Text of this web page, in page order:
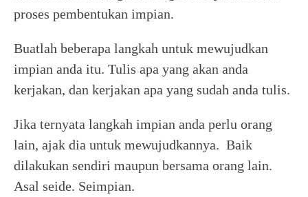
proses pembentukan impian.
Buatlah beberapa langkah untuk mewujudkan
impian anda itu. Tulis apa yang akan anda
kerjakan, dan kerjakan apa yang sudah anda tulis.
Jika ternyata langkah impian anda perlu orang
lain, ajak dia untuk mewujudkannya. Baik
dilakukan sendiri maupun bersama orang lain.
Asal seide. Seimpian.